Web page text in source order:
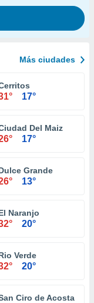
Más ciudades
17°
Del Maiz
17°
Grande
13°
Naranjo
20°
Verde
20°
Ciro de Acosta